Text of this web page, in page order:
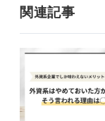
関連記事